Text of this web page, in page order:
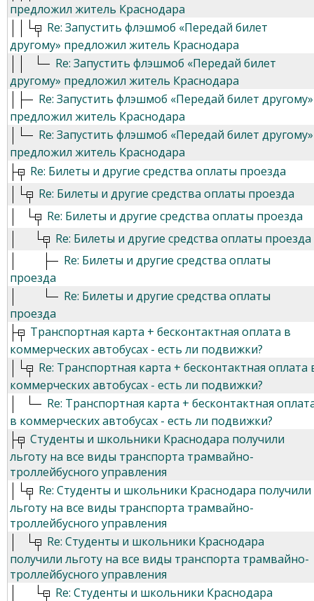
предложил житель Краснодара
Re: Запустить флэшмоб «Передай билет
другому» предложил житель Краснодара
Re: Запустить флэшмоб «Передай билет
другому» предложил житель Краснодара
Re: Запустить флэшмоб «Передай билет другому»
предложил житель Краснодара
Re: Запустить флэшмоб «Передай билет другому»
предложил житель Краснодара
Re: Билеты и другие средства оплаты проезда
Re: Билеты и другие средства оплаты проезда
Re: Билеты и другие средства оплаты проезда
Re: Билеты и другие средства оплаты проезда
Re: Билеты и другие средства оплаты
проезда
Re: Билеты и другие средства оплаты
проезда
Транспортная карта + бесконтактная оплата в
коммерческих автобусах - есть ли подвижки?
Re: Транспортная карта + бесконтактная оплата
коммерческих автобусах - есть ли подвижки?
Re: Транспортная карта + бесконтактная
в коммерческих автобусах - есть ли подвижки?
Студенты и школьники Краснодара получили
льготу на все виды транспорта трамвайно-
троллейбусного управления
Re: Студенты и школьники Краснодара получили
льготу на все виды транспорта трамвайно-
троллейбусного управления
Re: Студенты и школьники Краснодара
получили льготу на все виды транспорта трамвайно-
троллейбусного управления
Re: Студенты и школьники Краснодара